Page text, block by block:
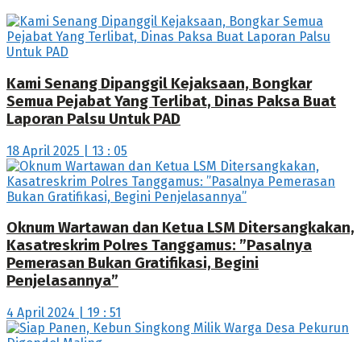
Kami Senang Dipanggil Kejaksaan, Bongkar
Semua Pejabat Yang Terlibat, Dinas Paksa Buat
Laporan Palsu Untuk PAD
18 April 2025 | 13 : 05
Oknum Wartawan dan Ketua LSM Ditersangkakan,
Kasatreskrim Polres Tanggamus: ”Pasalnya
Pemerasan Bukan Gratifikasi, Begini
Penjelasannya”
4 April 2024 | 19 : 51